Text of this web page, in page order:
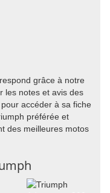
grâce à notre
les notes et avis des
accéder à sa fiche
préférée et
des meilleures motos